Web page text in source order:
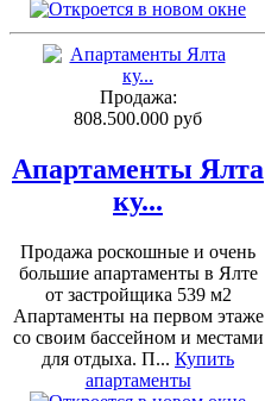
Продажа:
808.500.000 руб
Апартаменты Ялта
ку...
Продажа роскошные и очень
большие апартаменты в Ялте
от застройщика 539 м2
Апартаменты на первом этаже
со своим бассейном и местами
для отдыха. П... Купить
апартаменты